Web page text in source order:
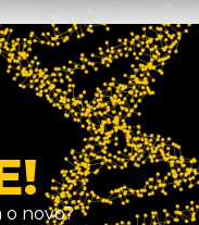
o novo?